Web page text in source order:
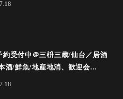
約受付中＠三枡三蔵/仙台／居酒
酒/鮮魚/地産地消、歓迎会...